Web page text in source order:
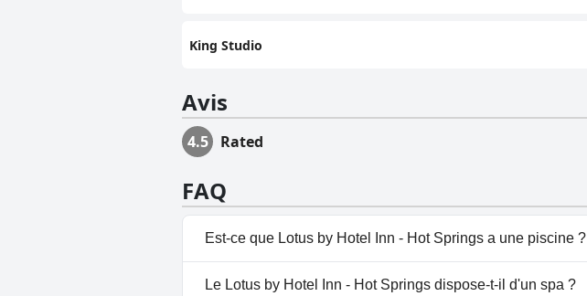
King Studio
Avis
4.5 Rated
FAQ
Est-ce que Lotus by Hotel Inn - Hot Springs a une piscine ?
Non, Lotus by Hotel Inn - Hot Springs n'a pas de piscine.
Le Lotus by Hotel Inn - Hot Springs dispose-t-il d'un spa ?